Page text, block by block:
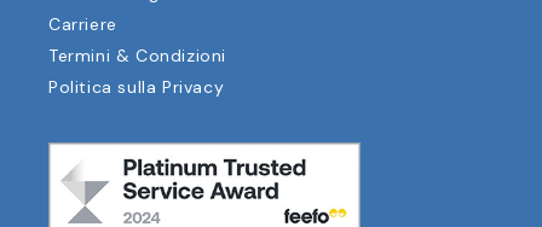
Carriere
Termini & Condizioni
Politica sulla Privacy